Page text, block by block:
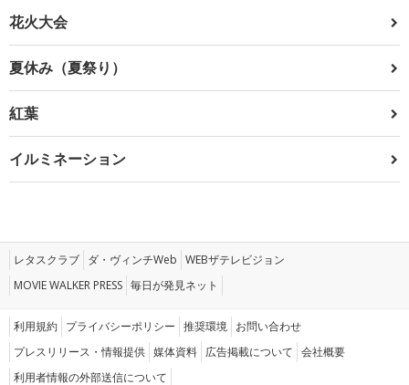
花火大会
夏休み（夏祭り）
紅葉
イルミネーション
レタスクラブ ダ・ヴィンチWeb WEBザテレビジョン
MOVIE WALKER PRESS 毎日が発見ネット
利用規約 プライバシーポリシー 推奨環境 お問い合わせ
プレスリリース・情報提供 媒体資料 広告掲載について 会社概要
利用者情報の外部送信について